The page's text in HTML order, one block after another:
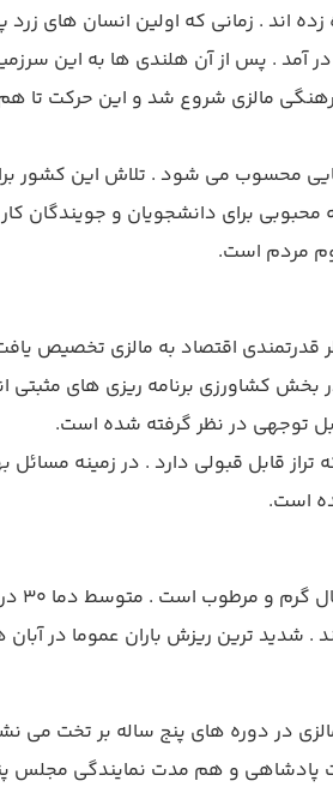
اند . زمانی که اولین انسان های
آمد . پس از آن هلندی ها به این
و فرهنگی مالزی شروع شد و این
محسوب می شود . تلاش این کشور
برای دانشجویان و جویندگان
مردم است.
سی و چهارم جهان از نظر قدرتمندی
توجهی در نظر گرفته شده است.
قابل قبولی دارد . در زمینه
ترین ریزش باران عموما در آبان
در دوره های پنج ساله بر تخت می
و هم مدت نمایندگی مجلس